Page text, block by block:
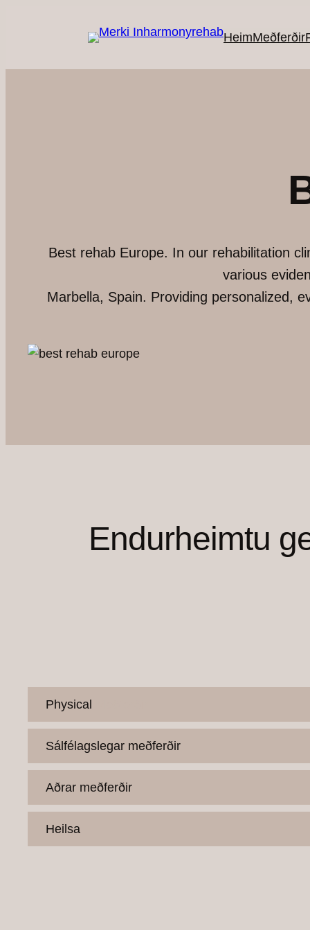
HeimMeðferðir
Best rehab Europe. In our rehabilitation
various
Marbella, Spain. Providing personalized,
Endurheimtu
Physical
Sálfélagslegar meðferðir
Aðrar meðferðir
Heilsa